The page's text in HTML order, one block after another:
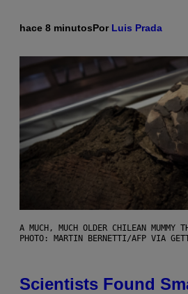
hace 8 minutosPor Luis Prada
A MUCH, MUCH OLDER CHILEAN MUMMY
PHOTO: MARTIN BERNETTI/AFP VIA
Scientists Found